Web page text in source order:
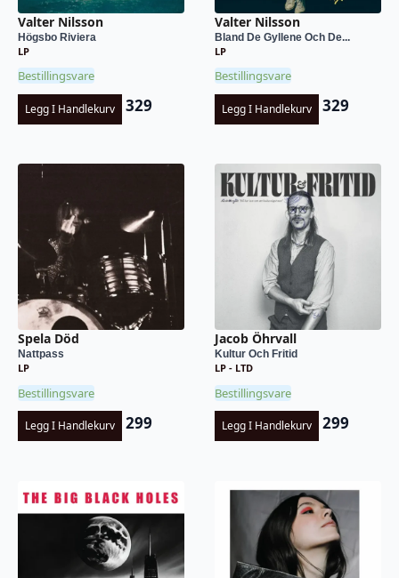
Valter Nilsson
Högsbo Riviera
LP
Bestillingsvare
Legg I Handlekurv 329
Valter Nilsson
Bland De Gyllene Och De...
LP
Bestillingsvare
Legg I Handlekurv 329
Spela Död
Nattpass
LP
Bestillingsvare
Legg I Handlekurv 299
Jacob Öhrvall
Kultur Och Fritid
LP - LTD
Bestillingsvare
Legg I Handlekurv 299